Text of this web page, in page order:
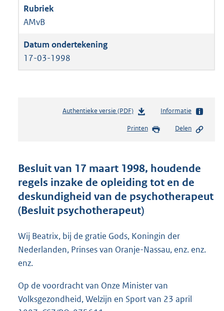
AMvB
17-03-1998
Authentieke versie (PDF)b
s
n
d
s
g
o
t
t
4
K
Informatie
Printen Delen
Besluit van 17 maart 1998, houdende
regels inzake de opleiding tot en de
deskundigheid van de psychotherapeut
(Besluit psychotherapeut)
Wij Beatrix, bij de gratie Gods, Koningin der
Nederlanden, Prinses van Oranje-Nassau, enz. enz.
enz.
Op de voordracht van Onze Minister van
Volksgezondheid, Welzijn en Sport van 23 april